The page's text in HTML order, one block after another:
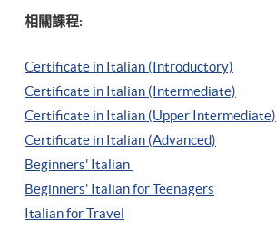
相關課程:
Certificate in Italian (Introductory)
Certificate in Italian (Intermediate)
Certificate in Italian (Upper Intermediate)
Certificate in Italian (Advanced)
Beginners' Italian
Beginners' Italianfor Teenagers
Italian for Travel